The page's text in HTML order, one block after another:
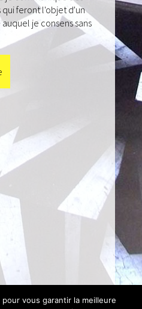
feront l'objet d'un
je consens sans
vous garantir la meilleure